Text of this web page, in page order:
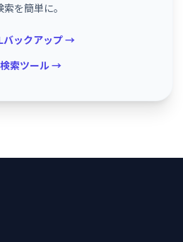
を簡単に。
バックアップ →
検索ツール →